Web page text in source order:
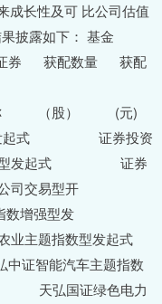
成长性及可 比公司估值
披露如下： 基金
数量 获配
） (元)
起式 证券投资
型发起式 证券
公司交易型开
指数增强型发
题指数型发起式
汽车主题指数
国证绿色电力